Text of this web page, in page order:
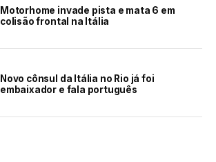
Motorhome invade pista e mata 6 em
colisão frontal na Itália
Novo cônsul da Itália no Rio já foi
embaixador e fala português